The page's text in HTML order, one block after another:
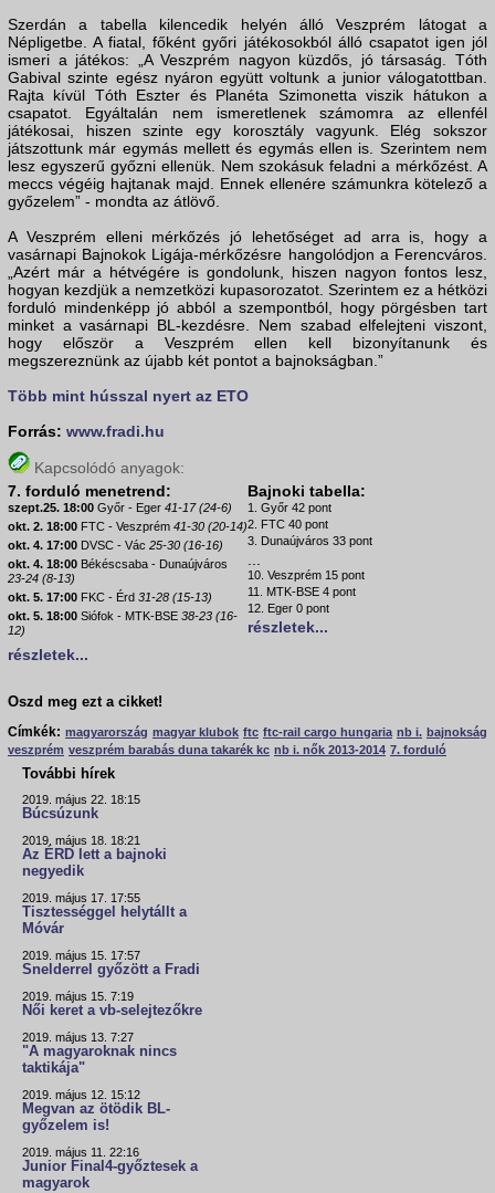
Szerdán a tabella kilencedik helyén álló Veszprém látogat a
Népligetbe. A fiatal, főként győri játékosokból álló csapatot igen jól
ismeri a játékos: „A Veszprém nagyon küzdős, jó társaság. Tóth
Gabival szinte egész nyáron együtt voltunk a junior válogatottban.
Rajta kívül Tóth Eszter és Planéta Szimonetta viszik hátukon a
csapatot. Egyáltalán nem ismeretlenek számomra az ellenfél
játékosai, hiszen szinte egy korosztály vagyunk. Elég sokszor
játszottunk már egymás mellett és egymás ellen is. Szerintem nem
lesz egyszerű győzni ellenük. Nem szokásuk feladni a mérkőzést. A
meccs végéig hajtanak majd. Ennek ellenére számunkra kötelező a
győzelem” - mondta az átlövő.
A Veszprém elleni mérkőzés jó lehetőséget ad arra is, hogy a
vasárnapi Bajnokok Ligája-mérkőzésre hangolódjon a Ferencváros.
„Azért már a hétvégére is gondolunk, hiszen nagyon fontos lesz,
hogyan kezdjük a nemzetközi kupasorozatot. Szerintem ez a hétközi
forduló mindenképp jó abból a szempontból, hogy pörgésben tart
minket a vasárnapi BL-kezdésre. Nem szabad elfelejteni viszont,
hogy először a Veszprém ellen kell bizonyítanunk és
megszereznünk az újabb két pontot a bajnokságban.”
Több mint hússzal nyert az ETO
Forrás: www.fradi.hu
Kapcsolódó anyagok:
7. forduló menetrend:
szept.25. 18:00 Győr - Eger 41-17 (24-6)
okt. 2. 18:00 FTC - Veszprém 41-30 (20-14)
okt. 4. 17:00 DVSC - Vác 25-30 (16-16)
okt. 4. 18:00 Békéscsaba - Dunaújváros
23-24 (8-13)
okt. 5. 17:00 FKC - Érd 31-28 (15-13)
okt. 5. 18:00 Siófok - MTK-BSE 38-23 (16-
12)
részletek...
Bajnoki tabella:
1. Győr 42 pont
2. FTC 40 pont
3. Dunaújváros 33 pont
...
10. Veszprém 15 pont
11. MTK-BSE 4 pont
12. Eger 0 pont
részletek...
Oszd meg ezt a cikket!
Címkék: magyarország magyar klubok ftc ftc-rail cargo hungaria nb i. bajnokság
veszprém veszprém barabás duna takarék kc nb i. nők 2013-2014 7. forduló
További hírek
2019. május 22. 18:15
Búcsúzunk
2019. május 18. 18:21
Az ÉRD lett a bajnoki
negyedik
2019. május 17. 17:55
Tisztességgel helytállt a
Móvár
2019. május 15. 17:57
Snelderrel győzött a Fradi
2019. május 15. 7:19
Női keret a vb-selejtezőkre
2019. május 13. 7:27
"A magyaroknak nincs
taktikája"
2019. május 12. 15:12
Megvan az ötödik BL-
győzelem is!
2019. május 11. 22:16
Junior Final4-győztesek a
magyarok